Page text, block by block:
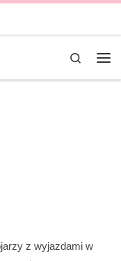
Search
z wyjazdami w